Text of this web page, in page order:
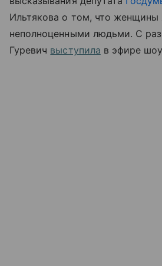
Ильтякова о том, что женщины
неполноценными людьми. С
Гуревич выступила в эфире